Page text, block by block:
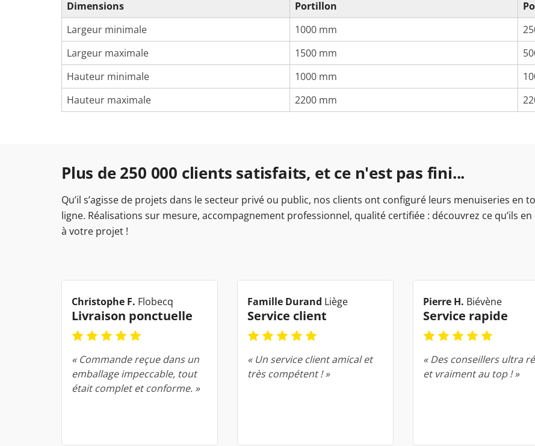
Dimensions Portillon
Largeur minimale
1000 mm
Largeur maximale
1500 mm
Hauteur minimale
1000 mm
Hauteur maximale
2200 mm
Plus de 250 000 clients satisfaits, et ce n'est pas fini...
Qu’il s’agisse de projets dans le secteur privé ou public, nos clients ont configuré leurs menuiseries
ligne. Réalisations sur mesure, accompagnement professionnel, qualité certifiée : découvrez ce qu’ils
à votre projet !
Christophe F. Flobecq
Livraison ponctuelle
« Commande reçue dans un
emballage impeccable, tout
était complet et conforme. »
Famille Durand Liège
Service client
« Un service client amical et
très compétent ! »
Pierre H. Biévène
Service rapide
« Des conseillers ultra
et vraiment au top ! »